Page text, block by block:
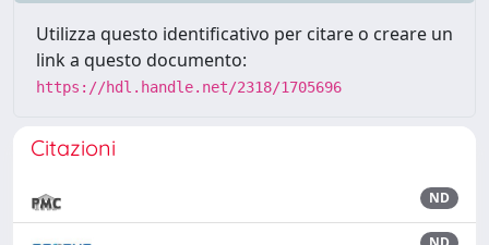
Utilizza questo identificativo per citare o creare un
link a questo documento:
https://hdl.handle.net/2318/1705696
Citazioni
ND